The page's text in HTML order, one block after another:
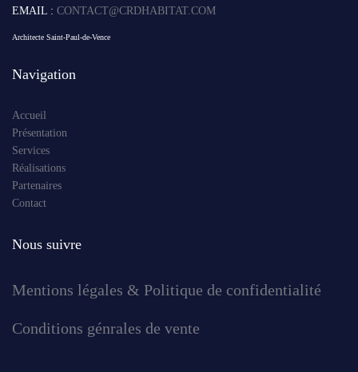
EMAIL : CONTACT@CRDHABITAT.COM
Architecte Saint-Paul-de-Vence
Navigation
Accueil
Présentation
Services
Réalisations
Partenaires
Contact
Nous suivre
Mentions légales & Politique de confidentialité
Conditions génrales de vente